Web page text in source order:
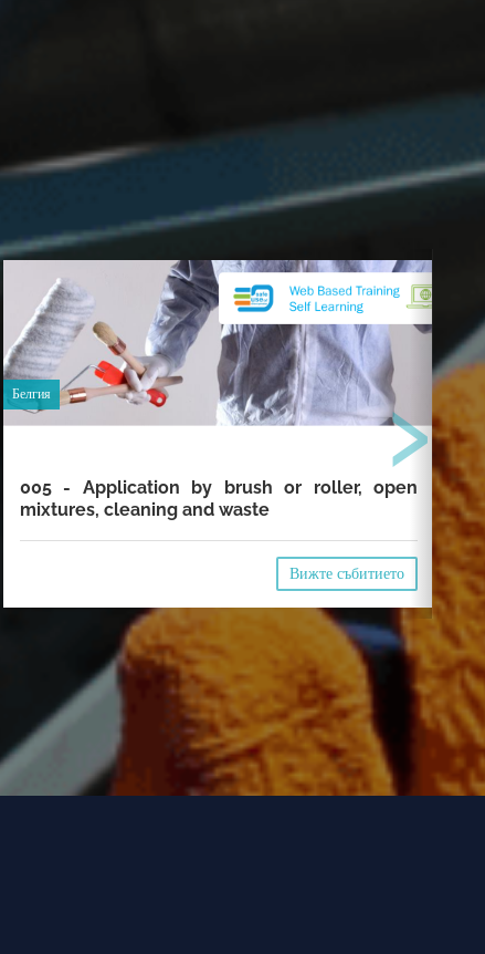
Белгия
005 - Application by brush or roller, open
mixtures, cleaning and waste
Вижте събитието
›